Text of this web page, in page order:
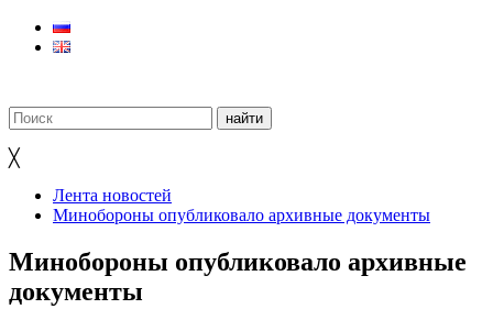
╳
Лента новостей
Минобороны опубликовало архивные документы
Минобороны опубликовало архивные
документы